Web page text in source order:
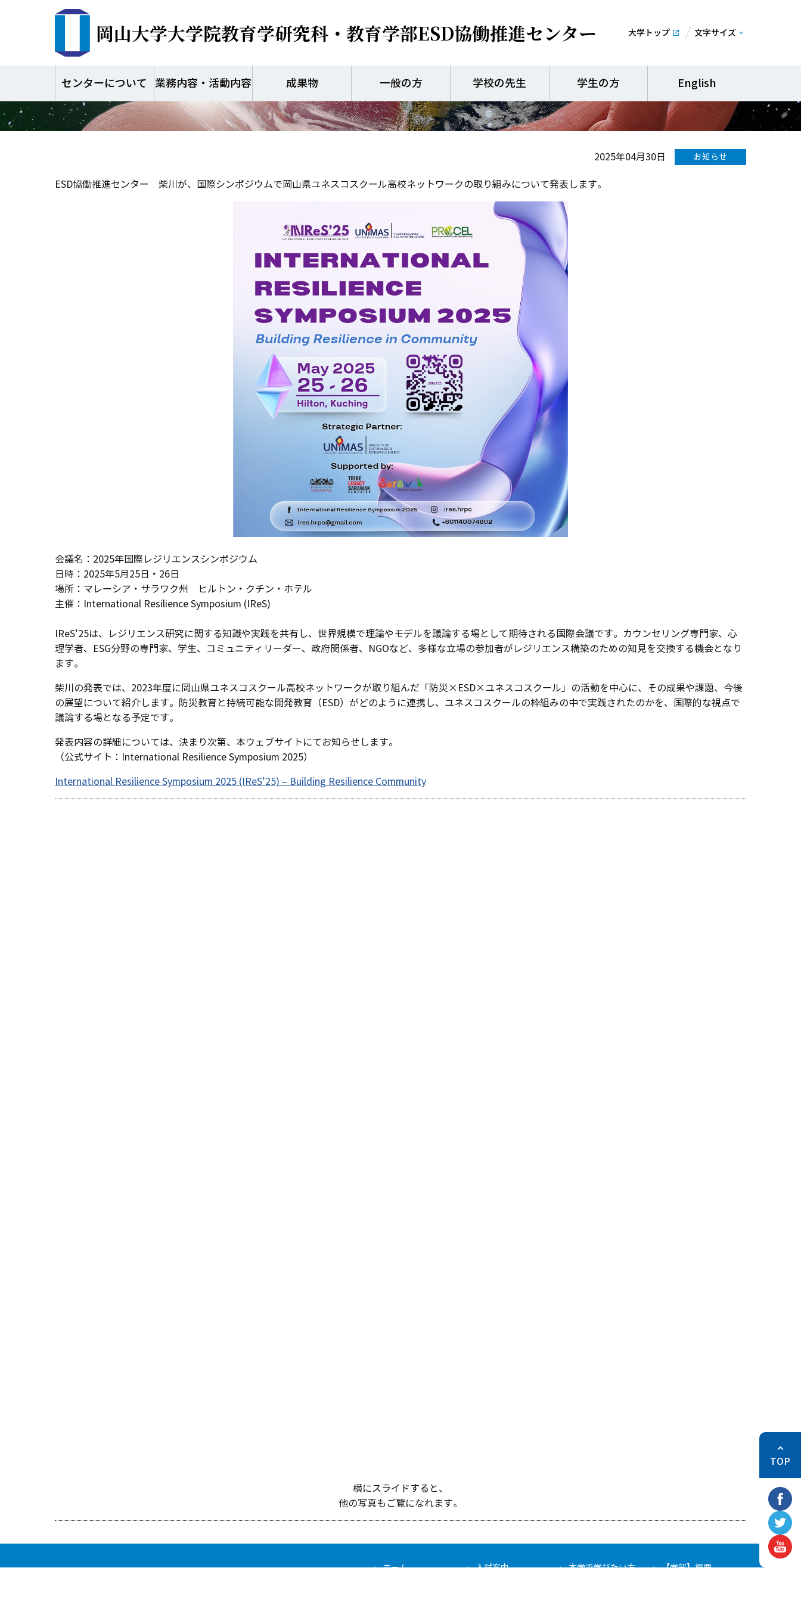
岡山大学大学院教育学研究科・教育学部ESD協働推進センター 大学トップ 文字サイズ
センターについて 業務内容・活動内容 成果物 一般の方 学校の先生 学生の方 English
2025年国際レジリエンスシンポジウムでの登壇予定
2025年04月30日 お知らせ
ESD協働推進センター 柴川が、国際シンポジウムで岡山県ユネスコスクール高校ネットワークの取り組みについて発表します。
会議名：2025年国際レジリエンスシンポジウム
日時：2025年5月25日・26日
場所：マレーシア・サラワク州 ヒルトン・クチン・ホテル
主催：International Resilience Symposium (IReS)
IReS’25は、レジリエンス研究に関する知識や実践を共有し、世界規模で理論やモデルを議論する場として期待される国際会議です。カウンセリング専門家、心
理学者、ESG分野の専門家、学生、コミュニティリーダー、政府関係者、NGOなど、多様な立場の参加者がレジリエンス構築のための知見を交換する機会となり
ます。
柴川の発表では、2023年度に岡山県ユネスコスクール高校ネットワークが取り組んだ「防災×ESD×ユネスコスクール」の活動を中心に、その成果や課題、今後
の展望について紹介します。防災教育と持続可能な開発教育（ESD）がどのように連携し、ユネスコスクールの枠組みの中で実践されたのかを、国際的な視点で
議論する場となる予定です。
発表内容の詳細については、決まり次第、本ウェブサイトにてお知らせします。
（公式サイト：International Resilience Symposium 2025）
International Resilience Symposium 2025 (IReS’25) – Building Resilience Community
横にスライドすると、
他の写真もご覧になれます。
CONTACT ホーム 入試案内 本学で学びたい方
【学部】概要
TOP